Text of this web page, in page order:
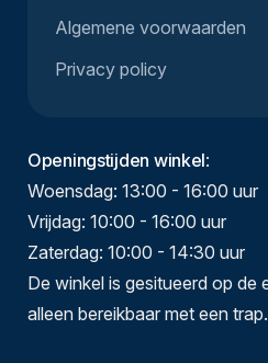
Algemene voorwaarden
Privacy policy
Openingstijden winkel:
Woensdag: 13:00 - 16:00 uur
Vrijdag: 10:00 - 16:00 uur
Zaterdag: 10:00 - 14:30 uur
De winkel is gesitueerd op de
alleen bereikbaar met een trap.